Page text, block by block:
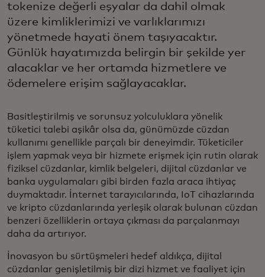
tokenize değerli eşyalar da dahil olmak
üzere kimliklerimizi ve varlıklarımızı
yönetmede hayati önem taşıyacaktır.
Günlük hayatımızda belirgin bir şekilde yer
alacaklar ve her ortamda hizmetlere ve
ödemelere erişim sağlayacaklar.
Basitleştirilmiş ve sorunsuz yolculuklara yönelik
tüketici talebi aşikâr olsa da, günümüzde cüzdan
kullanımı genellikle parçalı bir deneyimdir. Tüketiciler
işlem yapmak veya bir hizmete erişmek için rutin olarak
fiziksel cüzdanlar, kimlik belgeleri, dijital cüzdanlar ve
banka uygulamaları gibi birden fazla araca ihtiyaç
duymaktadır. İnternet tarayıcılarında, IoT cihazlarında
ve kripto cüzdanlarında yerleşik olarak bulunan cüzdan
benzeri özelliklerin ortaya çıkması da parçalanmayı
daha da artırıyor.
İnovasyon bu sürtüşmeleri hedef aldıkça, dijital
cüzdanlar genişletilmiş bir dizi hizmet ve faaliyet için